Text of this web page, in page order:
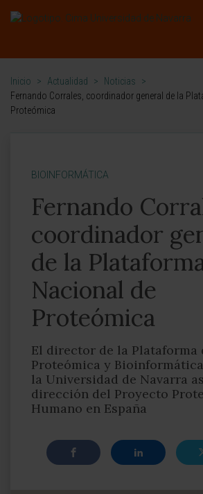
Inicio > Actualidad > Noticias
>
Fernando Corrales, coordinador general de la
Proteómica
BIOINFORMÁTICA
Fernando
coordinador
de la
Nacional de
Proteómica
El director de la Plataforma
Proteómica y
la Universidad de Navarra
dirección del Proyecto
Humano en España